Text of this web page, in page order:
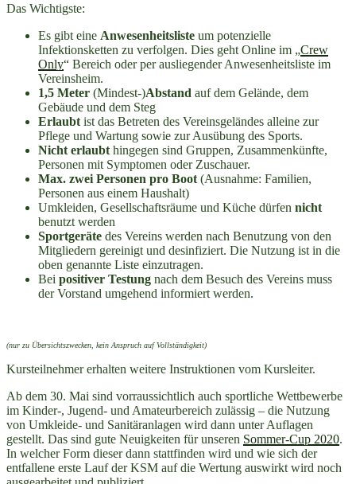
Das Wichtigste:
Es gibt eine Anwesenheitsliste um potenzielle
Infektionsketten zu verfolgen. Dies geht Online im „Crew
Only“ Bereich oder per ausliegender Anwesenheitsliste im
Vereinsheim.
1,5 Meter (Mindest-)Abstand auf dem Gelände, dem
Gebäude und dem Steg
Erlaubt ist das Betreten des Vereinsgeländes alleine zur
Pflege und Wartung sowie zur Ausübung des Sports.
Nicht erlaubt hingegen sind Gruppen, Zusammenkünfte,
Personen mit Symptomen oder Zuschauer.
Max. zwei Personen pro Boot (Ausnahme: Familien,
Personen aus einem Haushalt)
Umkleiden, Gesellschaftsräume und Küche dürfen nicht
benutzt werden
Sportgeräte des Vereins werden nach Benutzung von den
Mitgliedern gereinigt und desinfiziert. Die Nutzung ist in die
oben genannte Liste einzutragen.
Bei positiver Testung nach dem Besuch des Vereins muss
der Vorstand umgehend informiert werden.
(nur zu Übersichtszwecken, kein Anspruch auf Vollständigkeit)
Kursteilnehmer erhalten weitere Instruktionen vom Kursleiter.
Ab dem 30. Mai sind vorraussichtlich auch sportliche Wettbewerbe
im Kinder-, Jugend- und Amateurbereich zulässig – die Nutzung
von Umkleide- und Sanitäranlagen wird dann unter Auflagen
gestellt. Das sind gute Neuigkeiten für unseren Sommer-Cup 2020.
In welcher Form dieser dann stattfinden wird und wie sich der
entfallene erste Lauf der KSM auf die Wertung auswirkt wird noch